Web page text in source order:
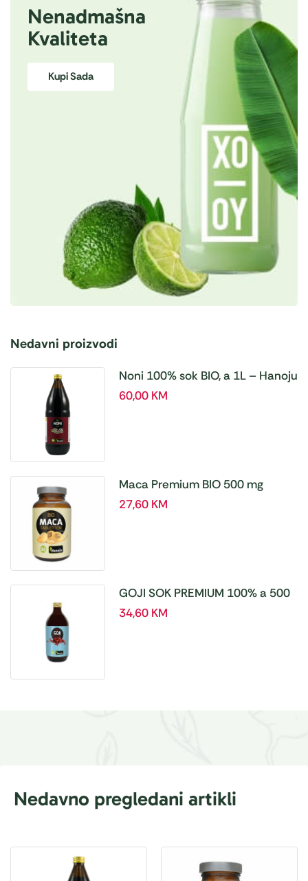
Nenadmašna
Kvaliteta
Kupi Sada
Nedavni proizvodi
Noni 100% sok BIO, a 1L – Hanoju
60,00 KM
Maca Premium BIO 500 mg
tablete, a180 tbl – Hanoju
27,60 KM
GOJI SOK PREMIUM 100% a 500
ml
34,60 KM
Nedavno pregledani artikli